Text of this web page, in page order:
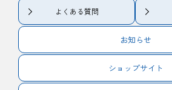
よくある質問
お知らせ
ショップサイト